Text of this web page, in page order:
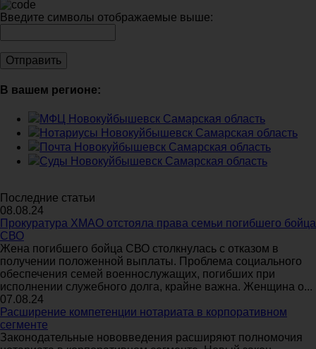
Введите символы отображаемые выше:
В вашем регионе:
МФЦ Новокуйбышевск Самарская область
Нотариусы Новокуйбышевск Самарская область
Почта Новокуйбышевск Самарская область
Суды Новокуйбышевск Самарская область
Последние статьи
08.08.24
Прокуратура ХМАО отстояла права семьи погибшего бойца
СВО
Жена погибшего бойца СВО столкнулась с отказом в
получении положенной выплаты. Проблема социального
обеспечения семей военнослужащих, погибших при
исполнении служебного долга, крайне важна. Женщина о...
07.08.24
Расширение компетенции нотариата в корпоративном
сегменте
Законодательные нововведения расширяют полномочия